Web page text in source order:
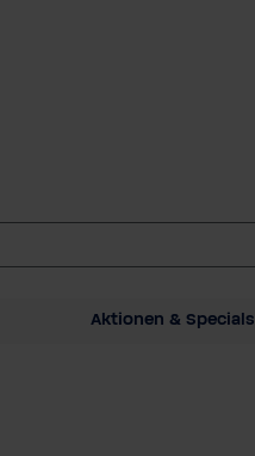
Aktionen & Specials